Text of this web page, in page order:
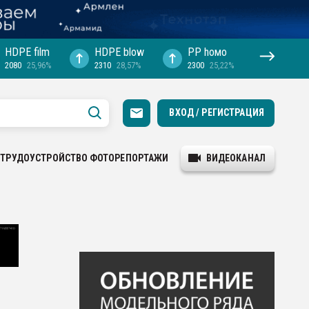
HDPE film
2080 25,96%
HDPE blow
2310 28,57%
PP hомо
2300 25,22%
ВХОД / РЕГИСТРАЦИЯ
ТРУДОУСТРОЙСТВО ФОТОРЕПОРТАЖИ ВИДЕОКАНАЛ